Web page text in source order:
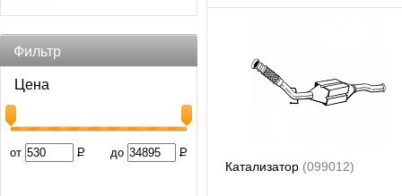
Фильтр
Цена
от Р до Р
Катализатор (099012)